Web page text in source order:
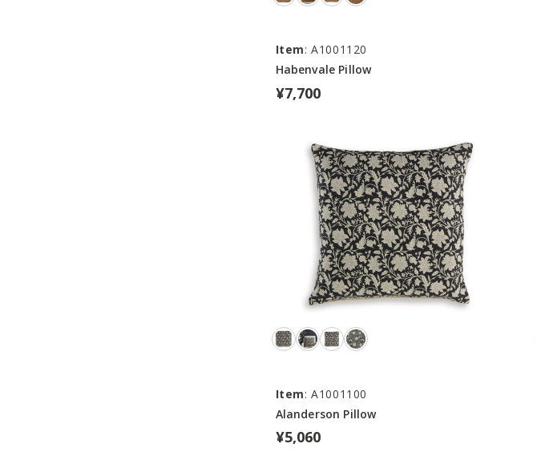
Item: A1001120
Habenvale Pillow
¥7,700
Item: A1001100
Alanderson Pillow
¥5,060